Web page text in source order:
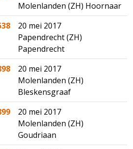
Molenlanden (ZH) Hoornaar
20 mei 2017
Papendrecht (ZH)
Papendrecht
20 mei 2017
Molenlanden (ZH)
Bleskensgraaf
20 mei 2017
Molenlanden (ZH)
Goudriaan